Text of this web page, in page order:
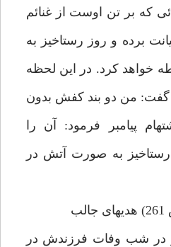
كه بر تن اوست از غنائم
برده و روز رستاخيز به
خواهد كرد. در اين لحظه
گفت: من دو بند كفش بدون
پيامبر فرمود: آن را
به صورت آتش در
در شب وفات فرزندش در